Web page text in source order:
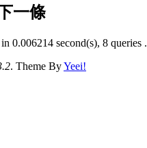
in 0.006214 second(s), 8 queries .
. Theme ByYeei!